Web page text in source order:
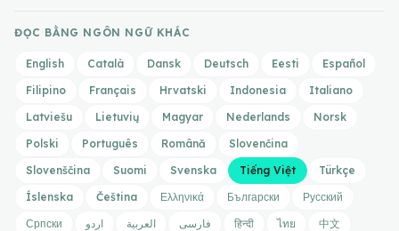
ĐỌC BẰNG NGÔN NGỮ KHÁC
English Català Dansk Deutsch Eesti
Español
Filipino
Français Hrvatski Indonesia
Italiano
Latviešu
Lietuvių Magyar Nederlands
Norsk
Polski
Português Română
Slovenčina
Slovenščina
Suomi Svenska Tiếng Việt
Türkçe
Íslenska
Čeština Ελληνικά Български
Русский
Српски
اردو العربية فارسی हिन्दी ไทย 中文